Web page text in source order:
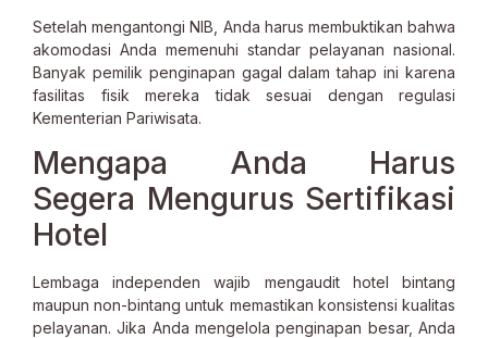
Setelah mengantongi NIB, Anda harus membuktikan bahwa
akomodasi Anda memenuhi standar pelayanan nasional.
Banyak pemilik penginapan gagal dalam tahap ini karena
fasilitas fisik mereka tidak sesuai dengan regulasi
Kementerian Pariwisata.
Mengapa Anda Harus
Segera Mengurus Sertifikasi
Hotel
Lembaga independen wajib mengaudit hotel bintang
maupun non-bintang untuk memastikan konsistensi kualitas
pelayanan. Jika Anda mengelola penginapan besar, Anda